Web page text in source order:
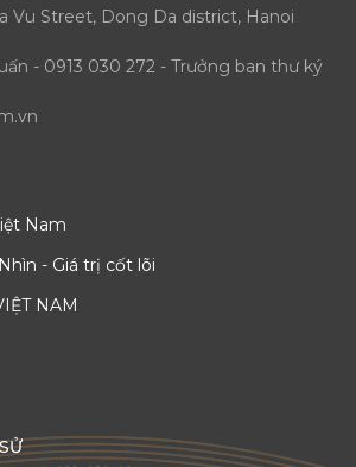
Vu Street, Dong Da district, Hanoi
- 0913 030 272 - Trưởng ban thư ký
Nam
- Giá trị cốt lõi
NAM